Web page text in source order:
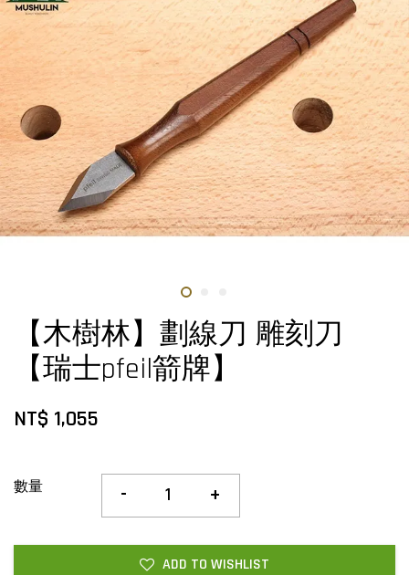
【木樹林】劃線刀 雕刻刀
【瑞士pfeil箭牌】
NT$ 1,055
數量 - +
ADD TO WISHLIST